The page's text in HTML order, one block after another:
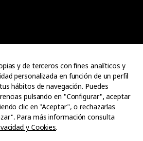
y de terceros con fines analíticos y
personalizada en función de un perfil
hábitos de navegación. Puedes
pulsando en "Configurar", aceptar
clic en "Aceptar", o rechazarlas
Para más información consulta
y Cookies.